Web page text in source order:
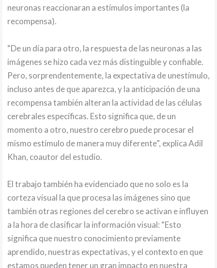
neuronas reaccionaran a estímulos importantes (la
recompensa).
“De un día para otro, la respuesta de las neuronas a las
imágenes se hizo cada vez más distinguible y confiable.
Pero, sorprendentemente, la expectativa de unestímulo,
incluso antes de que aparezca, y la anticipación de una
recompensa también alteran la actividad de las células
cerebrales específicas. Esto significa que, de un
momento a otro, nuestro cerebro puede procesar el
mismo estímulo de manera muy diferente”, explica Adil
Khan, coautor del estudio.
El trabajo también ha evidenciado que no solo es la
corteza visual la que procesa las imágenes sino que
también otras regiones del cerebro se activan e influyen
a la hora de clasificar la información visual: “Esto
significa que nuestro conocimiento previamente
aprendido, nuestras expectativas, y el contexto en que
estamos pueden tener un gran impacto en nuestra